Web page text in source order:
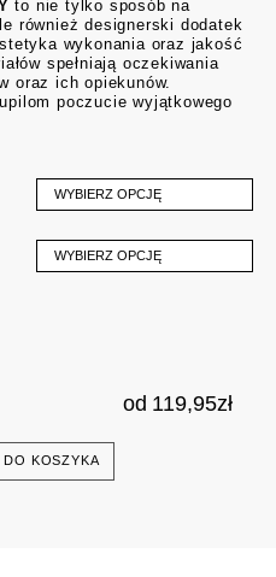
to nie tylko sposób na
również designerski dodatek
wykonania oraz jakość
spełniają oczekiwania
oraz ich opiekunów.
poczucie wyjątkowego
WYBIERZ OPCJĘ
WYBIERZ OPCJĘ
od 119,95zł
DO KOSZYKA